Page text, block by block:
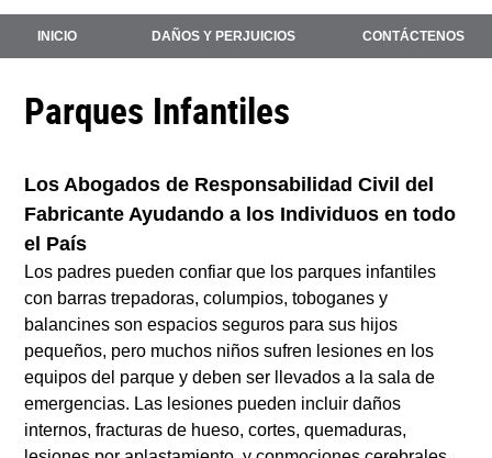
INICIO DAÑOS Y PERJUICIOS CONTÁCTENOS
Parques Infantiles
Los Abogados de Responsabilidad Civil del
Fabricante Ayudando a los Individuos en todo
el País
Los padres pueden confiar que los parques infantiles
con barras trepadoras, columpios, toboganes y
balancines son espacios seguros para sus hijos
pequeños, pero muchos niños sufren lesiones en los
equipos del parque y deben ser llevados a la sala de
emergencias. Las lesiones pueden incluir daños
internos, fracturas de hueso, cortes, quemaduras,